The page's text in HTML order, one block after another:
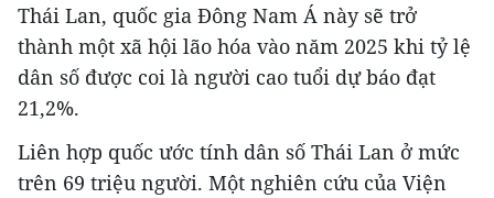
Thái Lan, quốc gia Đông Nam Á này sẽ trở
thành một xã hội lão hóa vào năm 2025 khi tỷ lệ
dân số được coi là người cao tuổi dự báo đạt
21,2%.
Liên hợp quốc ước tính dân số Thái Lan ở mức
trên 69 triệu người. Một nghiên cứu của Viện